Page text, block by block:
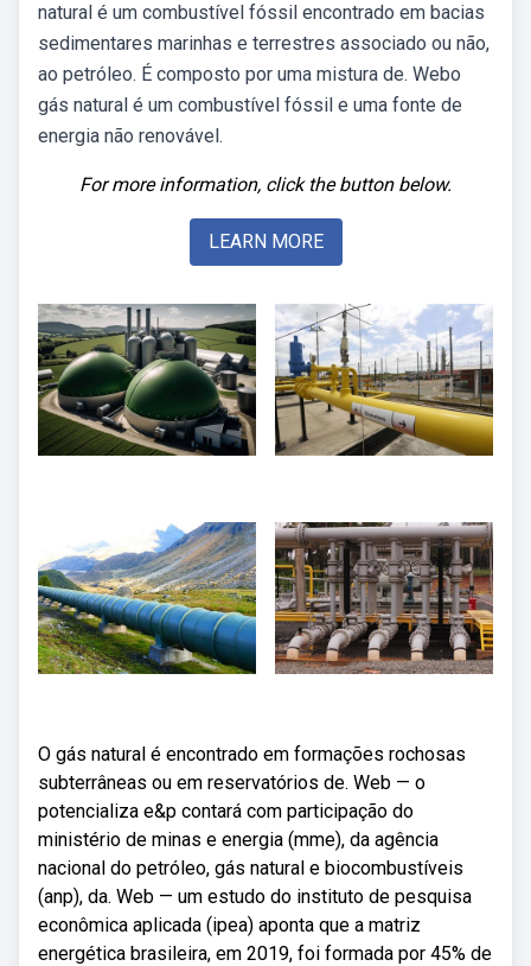
natural é um combustível fóssil encontrado em bacias
sedimentares marinhas e terrestres associado ou não,
ao petróleo. É composto por uma mistura de. Webo
gás natural é um combustível fóssil e uma fonte de
energia não renovável.
For more information, click the button below.
LEARN MORE
O gás natural é encontrado em formações rochosas
subterrâneas ou em reservatórios de. Web — o
potencializa e&p contará com participação do
ministério de minas e energia (mme), da agência
nacional do petróleo, gás natural e biocombustíveis
(anp), da. Web — um estudo do instituto de pesquisa
econômica aplicada (ipea) aponta que a matriz
energética brasileira, em 2019, foi formada por 45% de